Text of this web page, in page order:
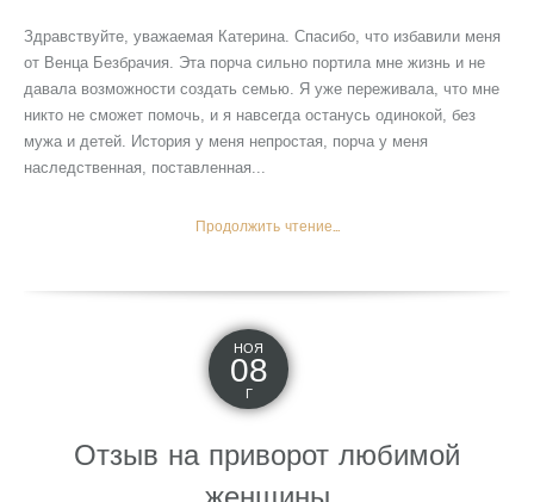
Здравствуйте, уважаемая Катерина. Спасибо, что избавили меня
от Венца Безбрачия. Эта порча сильно портила мне жизнь и не
давала возможности создать семью. Я уже переживала, что мне
никто не сможет помочь, и я навсегда останусь одинокой, без
мужа и детей. История у меня непростая, порча у меня
наследственная, поставленная...
Продолжить чтение...
НОЯ
08
Г
Отзыв на приворот любимой